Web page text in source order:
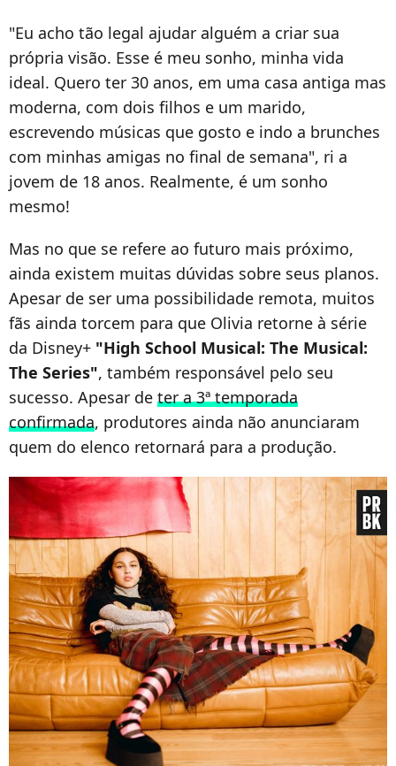
"Eu acho tão legal ajudar alguém a criar sua
própria visão. Esse é meu sonho, minha vida
ideal. Quero ter 30 anos, em uma casa antiga mas
moderna, com dois filhos e um marido,
escrevendo músicas que gosto e indo a brunches
com minhas amigas no final de semana", ri a
jovem de 18 anos. Realmente, é um sonho
mesmo!
Mas no que se refere ao futuro mais próximo,
ainda existem muitas dúvidas sobre seus planos.
Apesar de ser uma possibilidade remota, muitos
fãs ainda torcem para que Olivia retorne à série
da Disney+ "High School Musical: The Musical:
The Series", também responsável pelo seu
sucesso. Apesar de ter a 3ª temporada
confirmada, produtores ainda não anunciaram
quem do elenco retornará para a produção.